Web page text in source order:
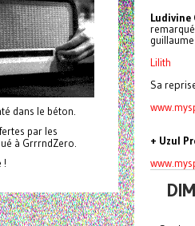
Ludivine
Lilith
Sa
+ Uzul
dans le béton.
par les
à GrrrndZero.
!